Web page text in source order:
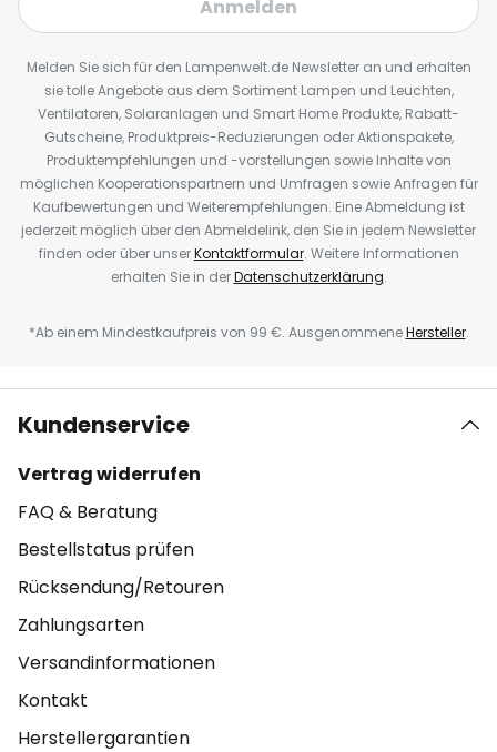
Anmelden
Melden Sie sich für den Lampenwelt.de Newsletter an und erhalten
sie tolle Angebote aus dem Sortiment Lampen und Leuchten,
Ventilatoren, Solaranlagen und Smart Home Produkte, Rabatt-
Gutscheine, Produktpreis-Reduzierungen oder Aktionspakete,
Produktempfehlungen und -vorstellungen sowie Inhalte von
möglichen Kooperationspartnern und Umfragen sowie Anfragen für
Kaufbewertungen und Weiterempfehlungen. Eine Abmeldung ist
jederzeit möglich über den Abmeldelink, den Sie in jedem Newsletter
finden oder über unserKontaktformular. Weitere Informationen
erhalten Sie in derDatenschutzerklärung.
*Ab einem Mindestkaufpreis von 99 €. AusgenommeneHersteller.
Kundenservice
Vertrag widerrufen
FAQ & Beratung
Bestellstatus prüfen
Rücksendung/Retouren
Zahlungsarten
Versandinformationen
Kontakt
Herstellergarantien